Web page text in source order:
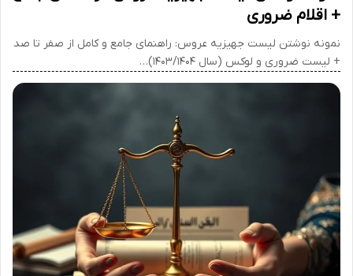
+ اقلام ضروری
نمونه نوشتن لیست جهیزیه عروس: راهنمای جامع و کامل از صفر تا صد
+ لیست ضروری و لوکس (سال ۱۴۰۳/۱۴۰۴)…